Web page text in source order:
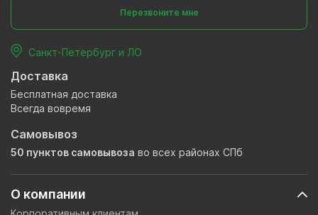
О компании
Перезвоните мне
Санкт-Петербург и ЛО
Доставка
Бесплатная доставка
Всегда вовремя
Самовывоз
50 пунктов самовывоза во всех районах СПб